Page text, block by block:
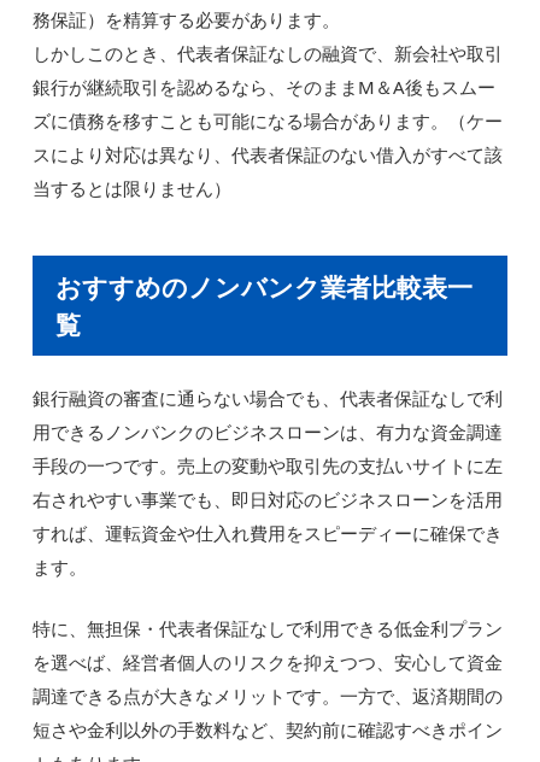
務保証）を精算する必要があります。
しかしこのとき、代表者保証なしの融資で、新会社や取引
銀行が継続取引を認めるなら、そのままM＆A後もスムー
ズに債務を移すことも可能になる場合があります。（ケー
スにより対応は異なり、代表者保証のない借入がすべて該
当するとは限りません）
おすすめのノンバンク業者比較表一
覧
銀行融資の審査に通らない場合でも、代表者保証なしで利
用できるノンバンクのビジネスローンは、有力な資金調達
手段の一つです。売上の変動や取引先の支払いサイトに左
右されやすい事業でも、即日対応のビジネスローンを活用
すれば、運転資金や仕入れ費用をスピーディーに確保でき
ます。
特に、無担保・代表者保証なしで利用できる低金利プラン
を選べば、経営者個人のリスクを抑えつつ、安心して資金
調達できる点が大きなメリットです。一方で、返済期間の
短さや金利以外の手数料など、契約前に確認すべきポイン